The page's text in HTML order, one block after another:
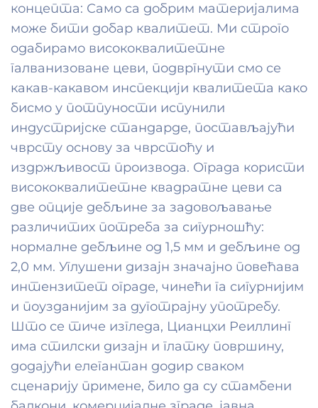
концепта: Само са добрим материјалима
може бити добар квалитет. Ми строго
одабирамо висококвалитетне
галванизоване цеви, подвргнути смо се
какав-какавом инспекцији квалитета како
бисмо у потпуности испунили
индустријске стандарде, постављајући
чврсту основу за чврстоћу и
издржљивост производа. Ограда користи
висококвалитетне квадратне цеви са
две опције дебљине за задовољавање
различитих потреба за сигурношћу:
нормалне дебљине од 1,5 мм и дебљине од
2,0 мм. Углушени дизајн значајно повећава
интензитет ограде, чинећи га сигурнијим
и поузданијим за дуготрајну употребу.
Што се тиче изгледа, Цианцхи Реиллинг
има стилски дизајн и глатку површину,
додајући елегантан додир сваком
сценарију примене, било да су стамбени